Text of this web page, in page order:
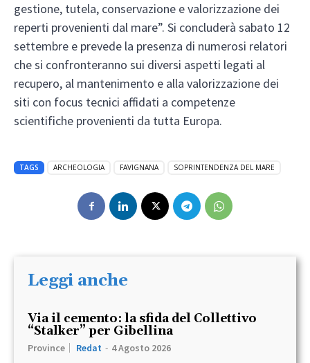
gestione, tutela, conservazione e valorizzazione dei
reperti provenienti dal mare”. Si concluderà sabato 12
settembre e prevede la presenza di numerosi relatori
che si confronteranno sui diversi aspetti legati al
recupero, al mantenimento e alla valorizzazione dei
siti con focus tecnici affidati a competenze
scientifiche provenienti da tutta Europa.
TAGS ARCHEOLOGIA FAVIGNANA SOPRINTENDENZA DEL MARE
Leggi anche
Via il cemento: la sfida del Collettivo
“Stalker” per Gibellina
Province Redat - 4 Agosto 2026